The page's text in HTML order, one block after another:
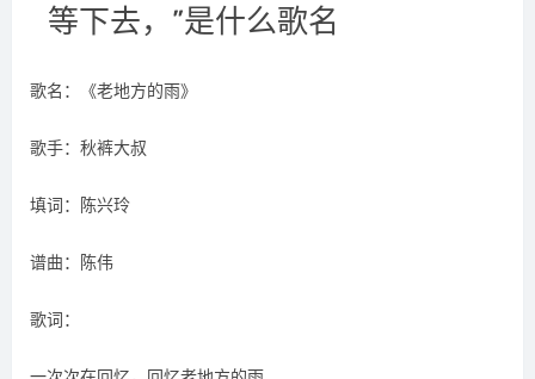
等下去，”是什么歌名
歌名：《老地方的雨》
歌手：秋裤大叔
填词：陈兴玲
谱曲：陈伟
歌词：